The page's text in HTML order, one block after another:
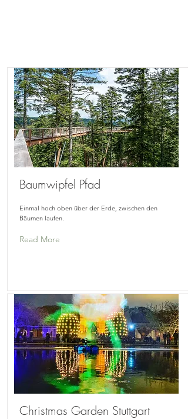
Baumwipfel Pfad
Einmal hoch oben über der Erde, zwischen den
Bäumen laufen.
Read More
Christmas Garden Stuttgart